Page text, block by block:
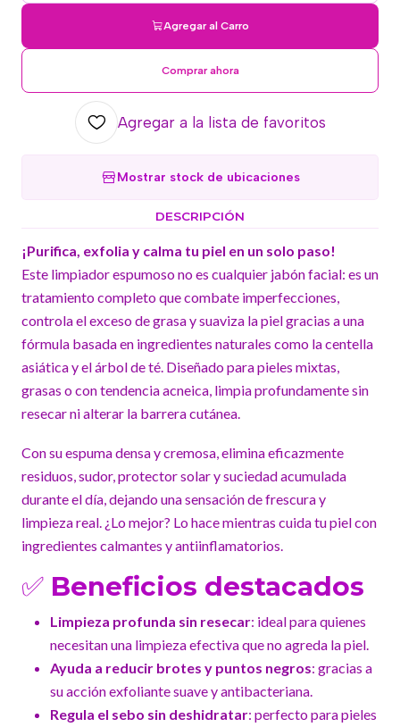
Agregar al Carro
Comprar ahora
Agregar a la lista de favoritos
Mostrar stock de ubicaciones
DESCRIPCIÓN
¡Purifica, exfolia y calma tu piel en un solo paso!
Este limpiador espumoso no es cualquier jabón facial: es un
tratamiento completo que combate imperfecciones,
controla el exceso de grasa y suaviza la piel gracias a una
fórmula basada en ingredientes naturales como la centella
asiática y el árbol de té. Diseñado para pieles mixtas,
grasas o con tendencia acneica, limpia profundamente sin
resecar ni alterar la barrera cutánea.
Con su espuma densa y cremosa, elimina eficazmente
residuos, sudor, protector solar y suciedad acumulada
durante el día, dejando una sensación de frescura y
limpieza real. ¿Lo mejor? Lo hace mientras cuida tu piel con
ingredientes calmantes y antiinflamatorios.
✅ Beneficios destacados
Limpieza profunda sin resecar: ideal para quienes
necesitan una limpieza efectiva que no agreda la piel.
Ayuda a reducir brotes y puntos negros: gracias a
su acción exfoliante suave y antibacteriana.
Regula el sebo sin deshidratar: perfecto para pieles